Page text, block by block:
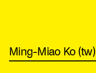
Ming-Miao Ko (tw)